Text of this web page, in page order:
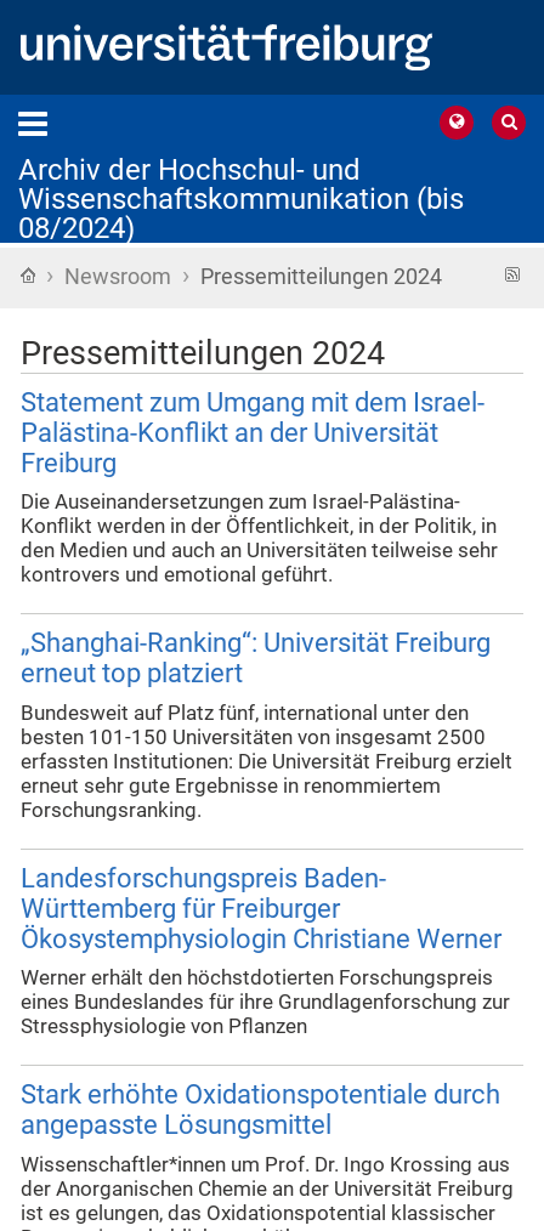
Archiv der Hochschul- und
Wissenschaftskommunikation (bis
08/2024)
Startseite
› Newsroom › Pressemitteilungen 2024
Pressemitteilungen 2024
Statement zum Umgang mit dem Israel-
Palästina-Konflikt an der Universität
Freiburg
Die Auseinandersetzungen zum Israel-Palästina-
Konflikt werden in der Öffentlichkeit, in der Politik, in
den Medien und auch an Universitäten teilweise sehr
kontrovers und emotional geführt.
„Shanghai-Ranking“: Universität Freiburg
erneut top platziert
Bundesweit auf Platz fünf, international unter den
besten 101-150 Universitäten von insgesamt 2500
erfassten Institutionen: Die Universität Freiburg erzielt
erneut sehr gute Ergebnisse in renommiertem
Forschungsranking.
Landesforschungspreis Baden-
Württemberg für Freiburger
Ökosystemphysiologin Christiane Werner
Werner erhält den höchstdotierten Forschungspreis
eines Bundeslandes für ihre Grundlagenforschung zur
Stressphysiologie von Pflanzen
Stark erhöhte Oxidationspotentiale durch
angepasste Lösungsmittel
Wissenschaftler*innen um Prof. Dr. Ingo Krossing aus
der Anorganischen Chemie an der Universität Freiburg
ist es gelungen, das Oxidationspotential klassischer